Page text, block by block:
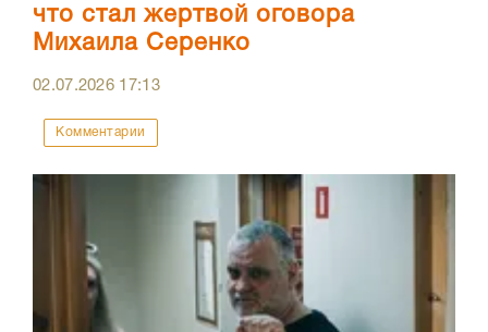
что стал жертвой оговора
Михаила Серенко
02.07.2026 17:13
Комментарии